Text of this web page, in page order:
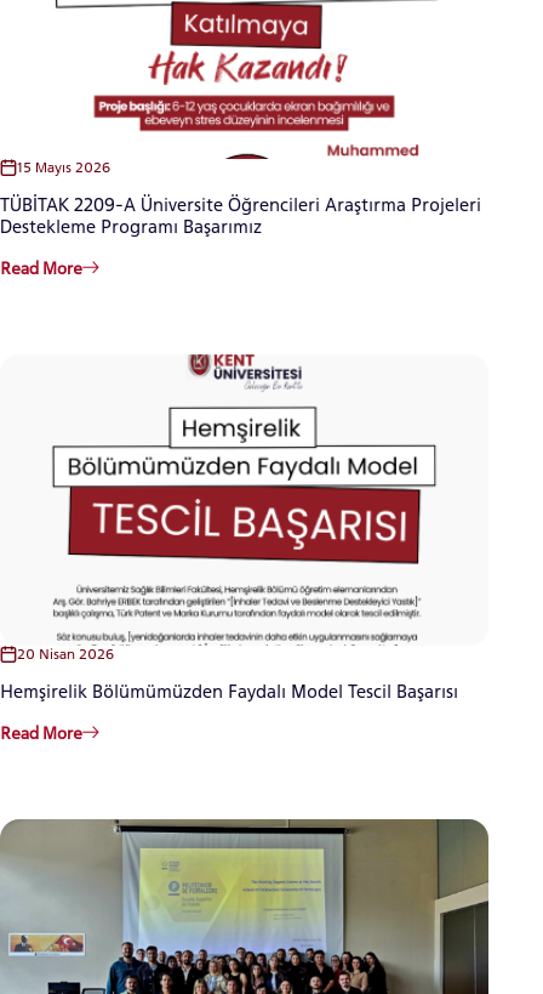
15 Mayıs 2026
TÜBİTAK 2209-A Üniversite Öğrencileri Araştırma Projeleri
Destekleme Programı Başarımız
Read More
20 Nisan 2026
Hemşirelik Bölümümüzden Faydalı Model Tescil Başarısı
Read More